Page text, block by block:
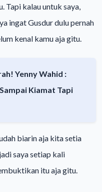
Tapi kalau untuk saya,
ingat Gusdur dulu pernah
kenal kamu aja gitu.
Yenny Wahid :
Kiamat Tapi
biarin aja kita setia
saya setiap kali
itu aja gitu.